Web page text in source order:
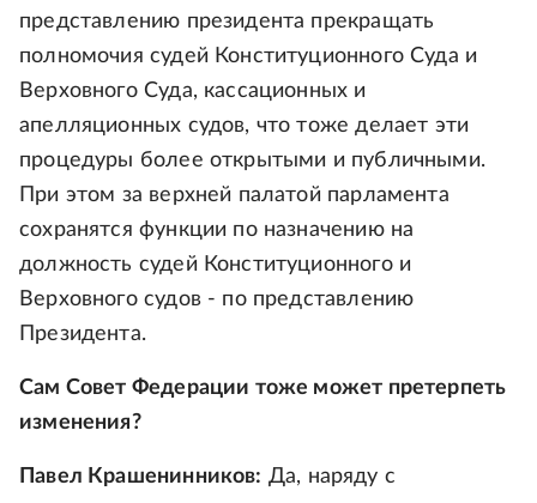
представлению президента прекращать
полномочия судей Конституционного Суда и
Верховного Суда, кассационных и
апелляционных судов, что тоже делает эти
процедуры более открытыми и публичными.
При этом за верхней палатой парламента
сохранятся функции по назначению на
должность судей Конституционного и
Верховного судов - по представлению
Президента.
Сам Совет Федерации тоже может претерпеть
изменения?
Павел Крашенинников: Да, наряду с